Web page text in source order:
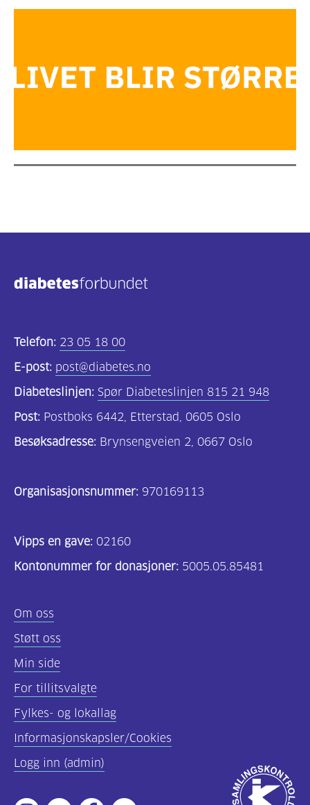
Telefon: 23 05 18 00
E-post: post@diabetes.no
Diabeteslinjen: Spør Diabeteslinjen 815 21 948
Post: Postboks 6442, Etterstad, 0605 Oslo
Besøksadresse: Brynsengveien 2, 0667 Oslo
Organisasjonsnummer: 970169113
Vipps en gave: 02160
Kontonummer for donasjoner: 5005.05.85481
Om oss
Støtt oss
Min side
For tillitsvalgte
Fylkes- og lokallag
Informasjonskapsler/Cookies
Logg inn (admin)
Godkjent
av